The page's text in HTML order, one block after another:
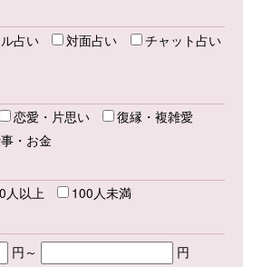
占い 対面占い
チャット占い
恋愛・片思い
復縁・複雑愛
・お金
人以上
100人未満
円～
円